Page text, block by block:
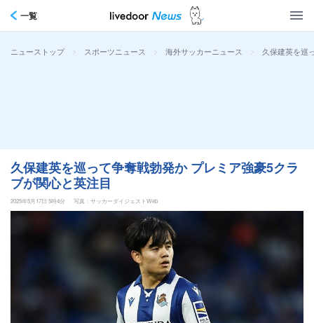
一覧
ニューストップ > スポーツニュース > 海外サッカーニュース > 久保建英を巡
久保建英を巡って争奪戦勃発か プレミア強豪5クラ
ブが関心と英注目
2025年5月17日 5時4分 写真：サッカーダイジェストWeb